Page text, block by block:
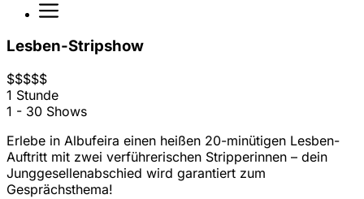
Lesben-Stripshow
$$$$$
1 Stunde
1 - 30 Shows
Erlebe in Albufeira einen heißen 20-minütigen Lesben-
Auftritt mit zwei verführerischen Stripperinnen – dein
Junggesellenabschied wird garantiert zum
Gesprächsthema!